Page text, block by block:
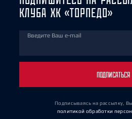
КЛУБА ХК «ТОРПЕДО»
Введите Ваш e-mail
ПОДПИСАТЬСЯ
Подписываясь на рассылку,
политикой обработки